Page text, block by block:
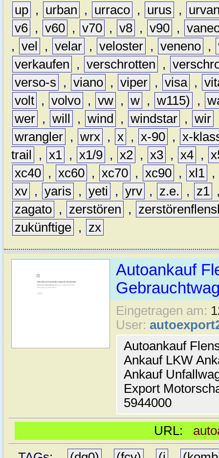
up , urban , urraco , urus ,
v6 , v60 , v70 , v8 , v90 ,
, vel , velar , veloster , veneno ,
verkaufen
, verschrotten ,
verso-s
, viano , viper , visa ,
volt , volvo , vw , w , w115) ,
wer , will , wind , windstar , wir
wrangler , wrx , x , x-90 , x-
trail
, x1 , x1/9 , x2 , x3 , x4 ,
xc40 , xc60 , xc70 , xc90 , xl1 ,
xv , yaris , yeti , yrv , z.e. , z1
zagato , zerstören ,
zukünftige , zx
Autoankauf
Eingetragen am:
User:
Autoankauf
Ankauf LKW
Ankauf
Export
5944000
URL: